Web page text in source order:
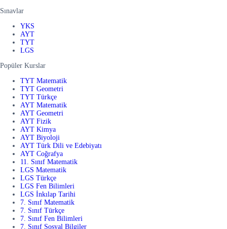
Sınavlar
YKS
AYT
TYT
LGS
Popüler Kurslar
TYT Matematik
TYT Geometri
TYT Türkçe
AYT Matematik
AYT Geometri
AYT Fizik
AYT Kimya
AYT Biyoloji
AYT Türk Dili ve Edebiyatı
AYT Coğrafya
11. Sınıf Matematik
LGS Matematik
LGS Türkçe
LGS Fen Bilimleri
LGS İnkılap Tarihi
7. Sınıf Matematik
7. Sınıf Türkçe
7. Sınıf Fen Bilimleri
7. Sınıf Sosyal Bilgiler